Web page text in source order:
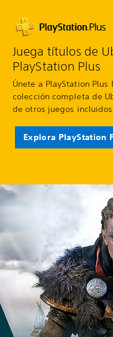
Juega títulos de
PlayStation Plus
Únete a PlayStation
colección completa de
de otros juegos
Explora PlayStation